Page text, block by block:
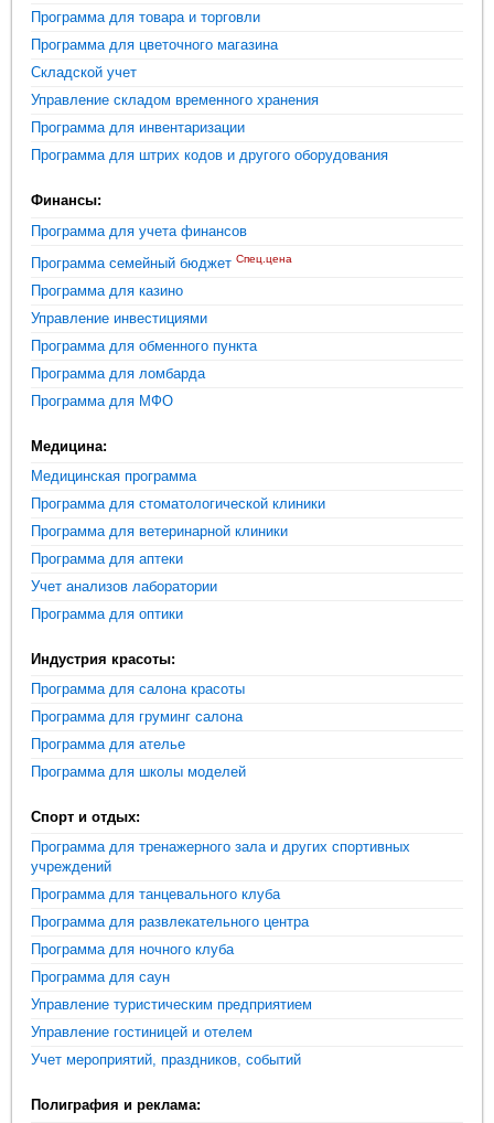
Программа для товара и торговли
Программа для цветочного магазина
Складской учет
Управление складом временного хранения
Программа для инвентаризации
Программа для штрих кодов и другого оборудования
Финансы:
Программа для учета финансов
Программа семейный бюджет Спец.цена
Программа для казино
Управление инвестициями
Программа для обменного пункта
Программа для ломбарда
Программа для МФО
Медицина:
Медицинская программа
Программа для стоматологической клиники
Программа для ветеринарной клиники
Программа для аптеки
Учет анализов лаборатории
Программа для оптики
Индустрия красоты:
Программа для салона красоты
Программа для груминг салона
Программа для ателье
Программа для школы моделей
Спорт и отдых:
Программа для тренажерного зала и других спортивных
учреждений
Программа для танцевального клуба
Программа для развлекательного центра
Программа для ночного клуба
Программа для саун
Управление туристическим предприятием
Управление гостиницей и отелем
Учет мероприятий, праздников, событий
Полиграфия и реклама: